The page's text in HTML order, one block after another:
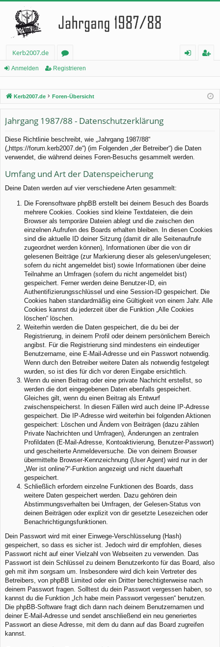
Kerb2007.de
or
rie
Anmelden Registrieren
Kerb2007.de Foren-Übersicht
Jahrgang 1987/88 - Datenschutzerklärung
Diese Richtlinie beschreibt, wie „Jahrgang 1987/88“
(„https://forum.kerb2007.de“) (im Folgenden „der Betreiber“) die Daten
verwendet, die während deines Foren-Besuchs gesammelt werden.
Umfang und Art der Datenspeicherung
Deine Daten werden auf vier verschiedene Arten gesammelt:
Die Forensoftware phpBB erstellt bei deinem Besuch des Boards
mehrere Cookies. Cookies sind kleine Textdateien, die dein
Browser als temporäre Dateien ablegt und die zwischen den
einzelnen Aufrufen des Boards erhalten bleiben. In diesen Cookies
sind die aktuelle ID deiner Sitzung (damit dir alle Seitenaufrufe
zugeordnet werden können), Informationen über die von dir
gelesenen Beiträge (zur Markierung dieser als gelesen/ungelesen;
sofern du nicht angemeldet bist) sowie Informationen über deine
Teilnahme an Umfragen (sofern du nicht angemeldet bist)
gespeichert. Ferner werden deine Benutzer-ID, ein
Authentifizierungsschlüssel und eine Session-ID gespeichert. Die
Cookies haben standardmäßig eine Gültigkeit von einem Jahr. Alle
Cookies kannst du jederzeit über die Funktion „Alle Cookies
löschen“ löschen.
Weiterhin werden die Daten gespeichert, die du bei der
Registrierung, in deinem Profil oder deinem persönlichem Bereich
angibst. Für die Registrierung sind mindestens ein eindeutiger
Benutzername, eine E-Mail-Adresse und ein Passwort notwendig.
Wenn durch den Betreiber weitere Daten als notwendig festgelegt
wurden, so ist dies für dich vor deren Eingabe ersichtlich.
Wenn du einen Beitrag oder eine private Nachricht erstellst, so
werden die dort eingegebenen Daten ebenfalls gespeichert.
Gleiches gilt, wenn du einen Beitrag als Entwurf
zwischenspeicherst. In diesen Fällen wird auch deine IP-Adresse
gespeichert. Die IP-Adresse wird weiterhin bei folgenden Aktionen
gespeichert: Löschen und Ändern von Beiträgen (dazu zählen
Private Nachrichten und Umfragen), Änderungen an zentralen
Profildaten (E-Mail-Adresse, Kontoaktivierung, Benutzer-Passwort)
und gescheiterte Anmeldeversuche. Die von deinem Browser
übermittelte Browser-Kennzeichnung (User Agent) wird nur in der
„Wer ist online?“-Funktion angezeigt und nicht dauerhaft
gespeichert.
Schließlich erfordern einzelne Funktionen des Boards, dass
weitere Daten gespeichert werden. Dazu gehören dein
Abstimmungsverhalten bei Umfragen, der Gelesen-Status von
deinen Beiträgen oder explizit von dir gesetzte Lesezeichen oder
Benachrichtigungsfunktionen.
Dein Passwort wird mit einer Einwege-Verschlüsselung (Hash)
gespeichert, so dass es sicher ist. Jedoch wird dir empfohlen, dieses
Passwort nicht auf einer Vielzahl von Webseiten zu verwenden. Das
Passwort ist dein Schlüssel zu deinem Benutzerkonto für das Board, also
geh mit ihm sorgsam um. Insbesondere wird dich kein Vertreter des
Betreibers, von phpBB Limited oder ein Dritter berechtigterweise nach
deinem Passwort fragen. Solltest du dein Passwort vergessen haben, so
kannst du die Funktion „Ich habe mein Passwort vergessen“ benutzen.
Die phpBB-Software fragt dich dann nach deinem Benutzernamen und
deiner E-Mail-Adresse und sendet anschließend ein neu generiertes
Passwort an diese Adresse, mit dem du dann auf das Board zugreifen
kannst.